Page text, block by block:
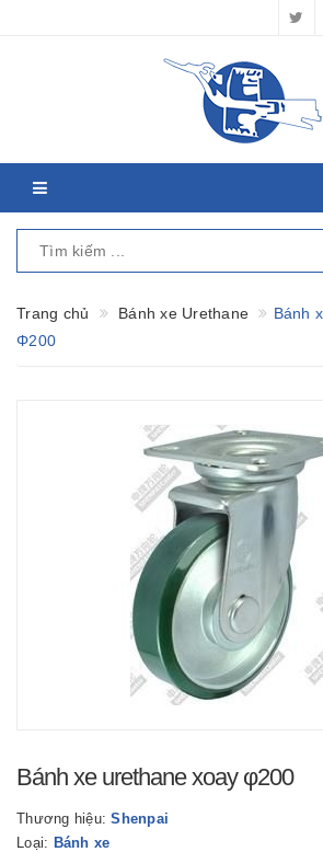
Trang chủ Bánh xe Urethane
Bánh
Φ200
Bánh xe urethane xoay φ200
Thương hiệu:Shenpai
Loại: Bánh xe